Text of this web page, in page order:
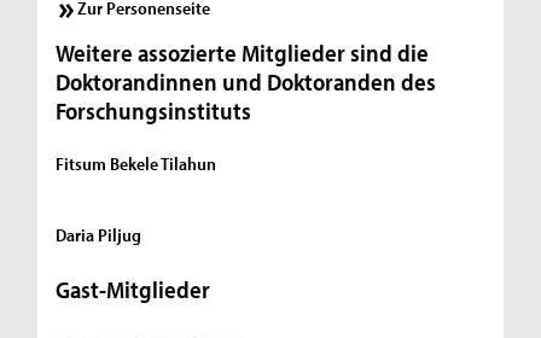
Zur Personenseite
Weitere assozierte Mitglieder sind die
Doktorandinnen und Doktoranden des
Forschungsinstituts
Fitsum Bekele Tilahun
Daria Piljug
Gast-Mitglieder